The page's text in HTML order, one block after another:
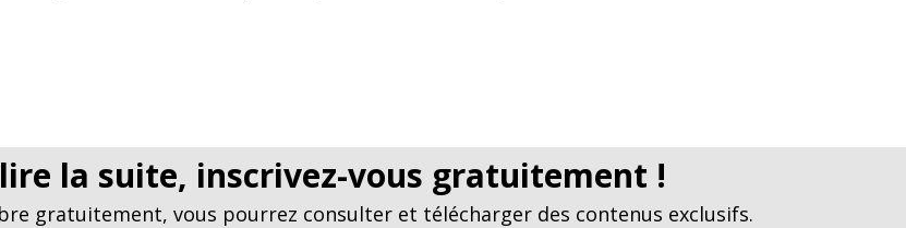
la suite, inscrivez-vous gratuitement !
gratuitement, vous pourrez consulter et télécharger des contenus exclusifs.